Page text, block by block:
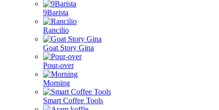
9Barista
Rancilio
Goat Story Gina
Pour-over
Morning
Smart Coffee Tools